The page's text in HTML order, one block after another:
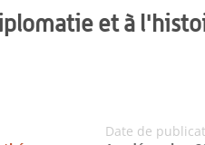
et à
Date de